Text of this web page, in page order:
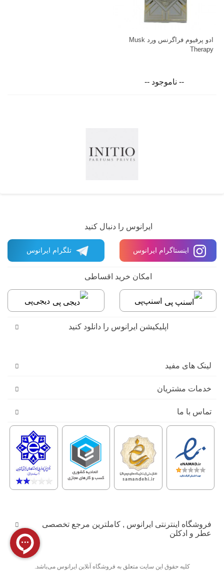
ادو پرفیوم فراگرنس ورد Musk
Therapy
-- ناموجود --
ایرانوس را دنبال کنید
تلگرام ایرانوس اینستاگرام ایرانوس
امکان خرید اقساطی
اسنپ‌پی دیجی‌پی
اپلیکیشن ایرانوس را دانلود کنید
لینک های مفید
خدمات مشتریان
تماس با ما
فروشگاه اینترنتی ایرانوس , کاملترین مرجع تخصصی
عطر و ادکلن
کليه حقوق اين سايت متعلق به فروشگاه آنلاین ایرانوس می‌باشد.